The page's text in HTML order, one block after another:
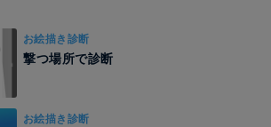
お絵描き診断
撃つ場所で診断
お絵描き診断